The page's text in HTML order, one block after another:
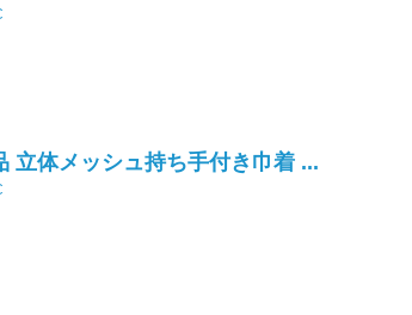
立体メッシュ持ち手付き巾着 ...